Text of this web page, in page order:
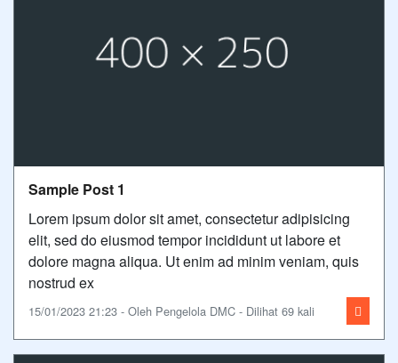
Sample Post 1
Lorem ipsum dolor sit amet, consectetur adipisicing
elit, sed do eiusmod tempor incididunt ut labore et
dolore magna aliqua. Ut enim ad minim veniam, quis
nostrud ex
15/01/2023 21:23 - Oleh Pengelola DMC - Dilihat 69 kali